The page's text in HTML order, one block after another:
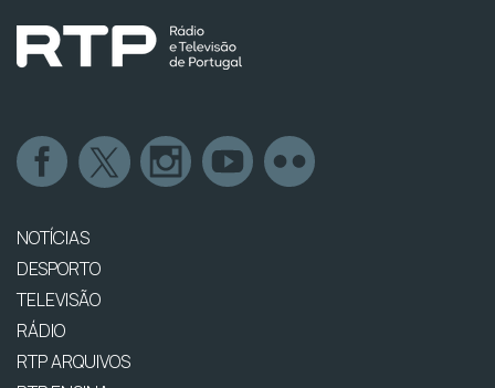
NOTÍCIAS
DESPORTO
TELEVISÃO
RÁDIO
RTP ARQUIVOS